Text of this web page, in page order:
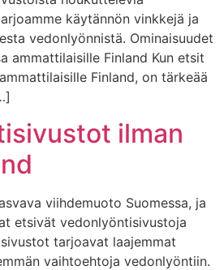
käytännön vinkkejä ja
vedonlyönnistä. Ominaisuudet
ammattilaisille Finland Kun etsit
Finland, on tärkeää
ilman
viihdemuoto Suomessa, ja
etsivät vedonlyöntisivustoja
tarjoavat laajemmat
vaihtoehtoja vedonlyöntiin.